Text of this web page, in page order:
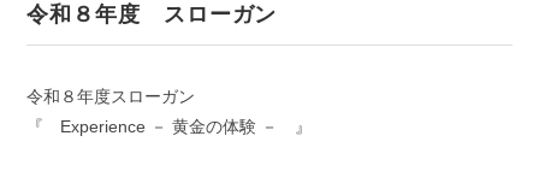
令和８年度 スローガン
令和８年度スローガン
『 Experience － 黄金の体験 － 』